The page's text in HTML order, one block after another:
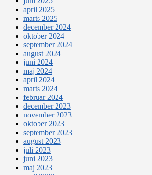
april 2025
marts 2025
december 2024
oktober 2024
september 2024
august 2024
juni 2024
maj 2024
april 2024
marts 2024
februar 2024
december 2023
november 2023
oktober 2023
september 2023
august 2023
juli 2023
juni 2023
maj 2023